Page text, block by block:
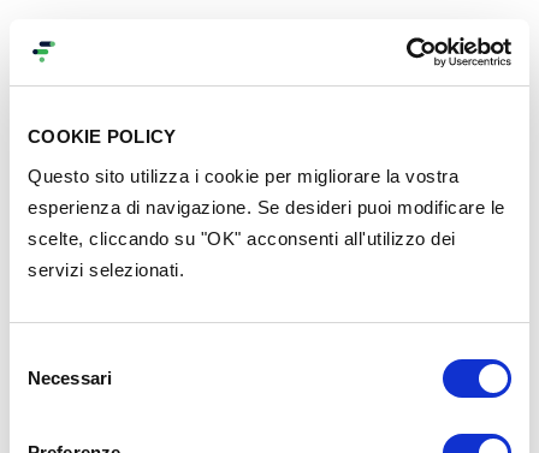
COOKIE POLICY
Questo sito utilizza i cookie per migliorare la vostra
esperienza di navigazione. Se desideri puoi modificare le
scelte, cliccando su "OK" acconsenti all'utilizzo dei
servizi selezionati.
delNecessari
categoria